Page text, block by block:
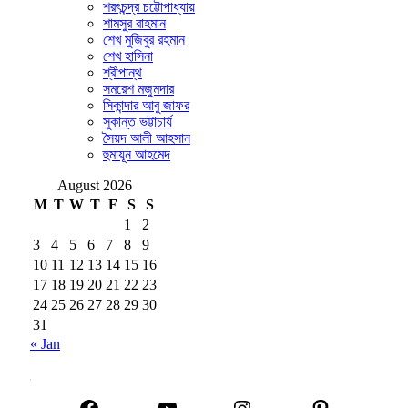
শরৎচন্দ্র চট্টোপাধ্যায়
শামসুর রাহমান
শেখ মুজিবুর রহমান
শেখ হাসিনা
শ্রীপান্থ
সমরেশ মজুমদার
সিকান্দার আবু জাফর
সুকান্ত ভট্টাচার্য
সৈয়দ আলী আহসান
হুমায়ূন আহমেদ
August 2026
M T W T F S
S
1
2
3
4 5 6 7 8
9
10 11 12 13 14 15 16
17 18 19 20 21 22 23
24 25 26 27 28 29 30
31
« Jan